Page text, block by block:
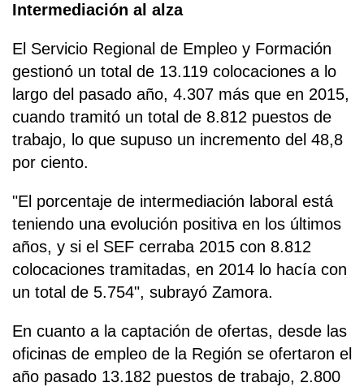
Intermediación al alza
El Servicio Regional de Empleo y Formación
gestionó un total de 13.119 colocaciones a lo
largo del pasado año, 4.307 más que en 2015,
cuando tramitó un total de 8.812 puestos de
trabajo, lo que supuso un incremento del 48,8
por ciento.
"El porcentaje de intermediación laboral está
teniendo una evolución positiva en los últimos
años, y si el SEF cerraba 2015 con 8.812
colocaciones tramitadas, en 2014 lo hacía con
un total de 5.754", subrayó Zamora.
En cuanto a la captación de ofertas, desde las
oficinas de empleo de la Región se ofertaron el
año pasado 13.182 puestos de trabajo, 2.800